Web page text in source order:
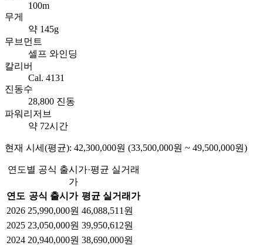
100m
무게
약 145g
무브먼트
셀프 와인딩
칼리버
Cal. 4131
진동수
28,800 진동
파워리저브
약 72시간
현재 시세(평균): 42,300,000원 (33,500,000원 ~ 49,500,000원)
연도별 공식 출시가·평균 실거래
가
연도 공식 출시가 평균 실거래가
2026 25,990,000원 46,088,511원
2025 23,050,000원 39,950,612원
2024 20,940,000원 38,690,000원